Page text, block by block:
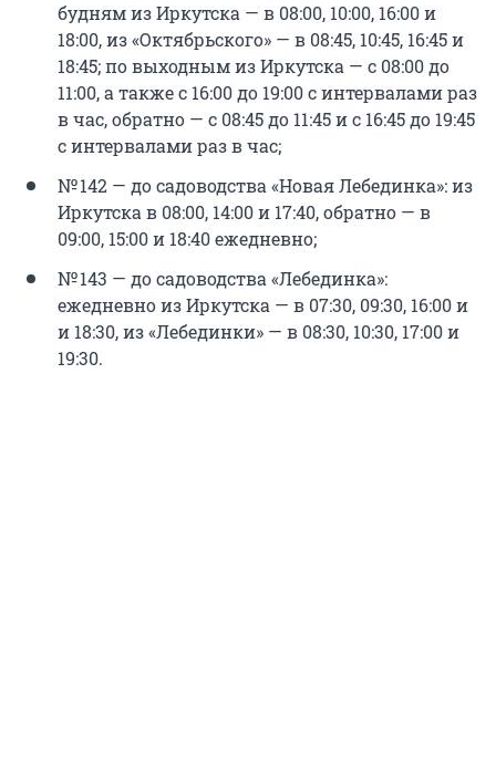
будням из Иркутска — в 08:00, 10:00, 16:00 и
18:00, из «Октябрьского» — в 08:45, 10:45, 16:45 и
18:45; по выходным из Иркутска — с 08:00 до
11:00, а также с 16:00 до 19:00 с интервалами раз
в час, обратно — с 08:45 до 11:45 и с 16:45 до 19:45
с интервалами раз в час;
№ 142 — до садоводства «Новая Лебединка»: из
Иркутска в 08:00, 14:00 и 17:40, обратно — в
09:00, 15:00 и 18:40 ежедневно;
№ 143 — до садоводства «Лебединка»:
ежедневно из Иркутска — в 07:30, 09:30, 16:00 и
и 18:30, из «Лебединки» — в 08:30, 10:30, 17:00 и
19:30.